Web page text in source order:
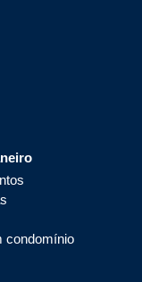
condomínio